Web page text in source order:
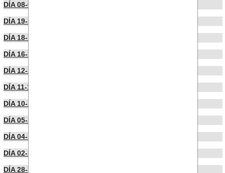
DÍA 08-01-2025
DÍA 19-12-2024
DÍA 18-12-2024
DÍA 16-12-2024
DÍA 12-12-2024
DÍA 11-12-2024
DÍA 10-12-2024
DÍA 05-12-2024
DÍA 04-12-2024
DÍA 02-12-2024
DÍA 28-11-2024